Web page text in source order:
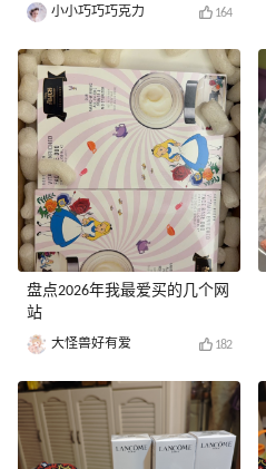
小小巧巧巧克力 164
盘点2026年我最爱买的几个网
站
大怪兽好有爱 182